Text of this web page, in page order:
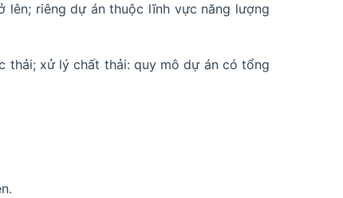
riêng dự án thuộc lĩnh vực năng lượng
thải; xử lý chất thải: quy mô dự án có tổng